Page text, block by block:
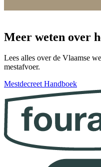
Meer weten over
Lees alles over de Vlaamse
mestafvoer.
Mestdecreet Handboek